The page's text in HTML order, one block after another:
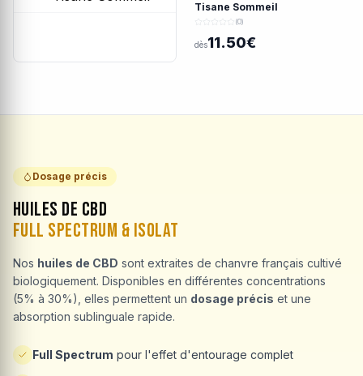
Tisane Sommeil
(0)
dès11.50€
Dosage précis
Huiles de CBD
Full Spectrum & Isolat
Nos huiles de CBD sont extraites de chanvre français cultivé
biologiquement. Disponibles en différentes concentrations
(5% à 30%), elles permettent un dosage précis et une
absorption sublinguale rapide.
Full Spectrum pour l'effet d'entourage complet